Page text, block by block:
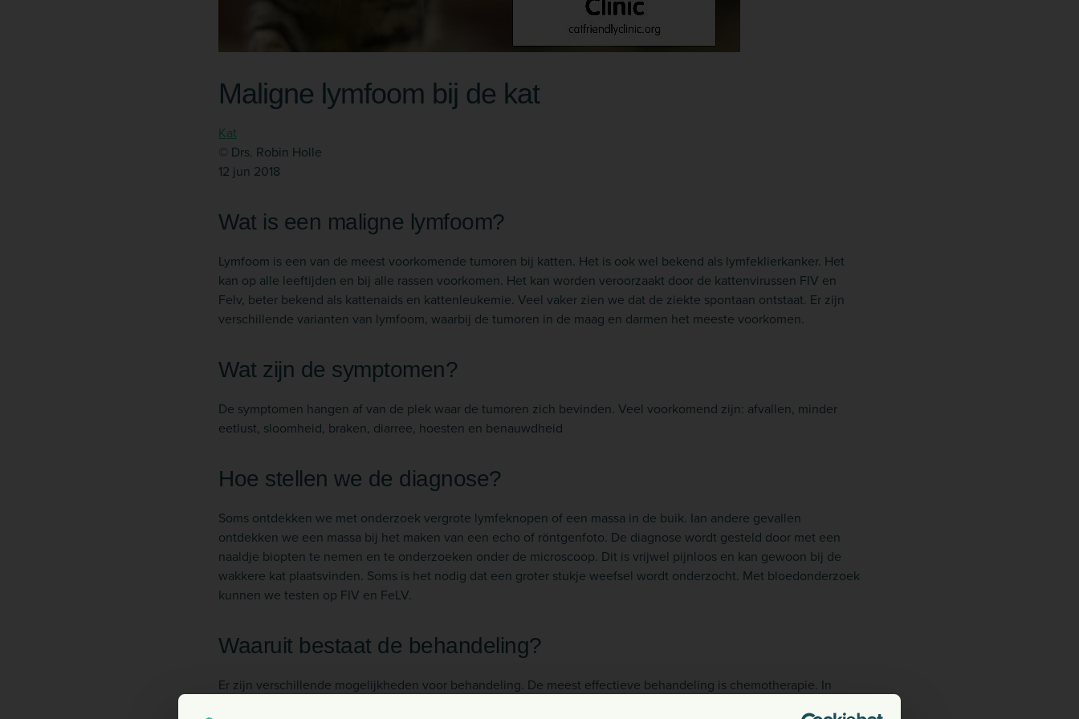
Maligne lymfoom bij de kat
Kat
© Drs. Robin Holle
12 jun 2018
Wat is een maligne lymfoom?
Lymfoom is een van de meest voorkomende tumoren bij katten. Het is ook wel bekend als lymfeklierkanker. Het
kan op alle leeftijden en bij alle rassen voorkomen. Het kan worden veroorzaakt door de kattenvirussen FIV en
Felv, beter bekend als kattenaids en kattenleukemie. Veel vaker zien we dat de ziekte spontaan ontstaat. Er zijn
verschillende varianten van lymfoom, waarbij de tumoren in de maag en darmen het meeste voorkomen.
Wat zijn de symptomen?
De symptomen hangen af van de plek waar de tumoren zich bevinden. Veel voorkomend zijn: afvallen, minder
eetlust, sloomheid, braken, diarree, hoesten en benauwdheid
Hoe stellen we de diagnose?
Soms ontdekken we met onderzoek vergrote lymfeknopen of een massa in de buik. Ian andere gevallen
ontdekken we een massa bij het maken van een echo of röntgenfoto. De diagnose wordt gesteld door met een
naaldje biopten te nemen en te onderzoeken onder de microscoop. Dit is vrijwel pijnloos en kan gewoon bij de
wakkere kat plaatsvinden. Soms is het nodig dat een groter stukje weefsel wordt onderzocht. Met bloedonderzoek
kunnen we testen op FIV en FeLV.
Waaruit bestaat de behandeling?
Er zijn verschillende mogelijkheden voor behandeling. De meest effectieve behandeling is chemotherapie. In